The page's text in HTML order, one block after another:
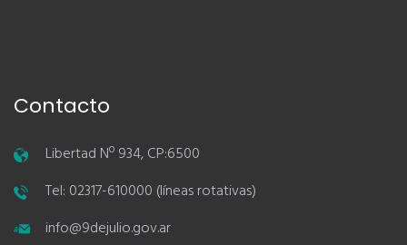
Contacto
Libertad Nº 934, CP:6500
Tel: 02317-610000 (líneas rotativas)
info@9dejulio.gov.ar